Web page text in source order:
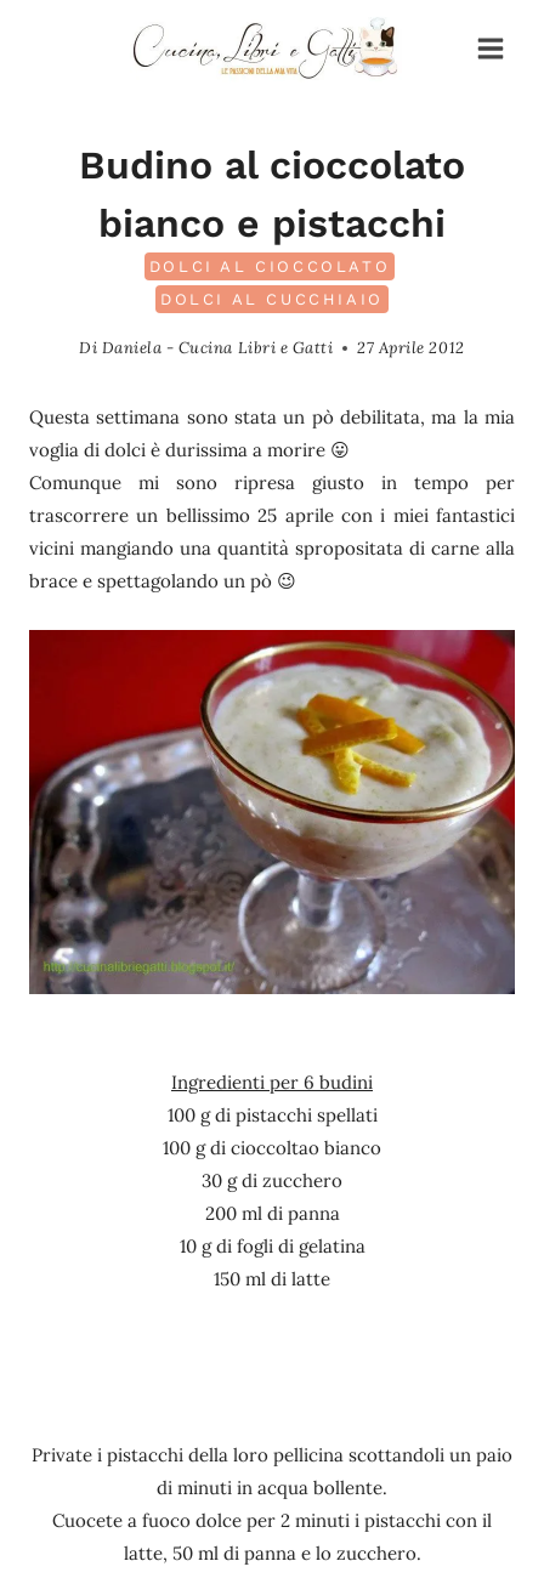
Budino al cioccolato
bianco e pistacchi
DOLCI AL CIOCCOLATO
DOLCI AL CUCCHIAIO
Di Daniela - Cucina Libri e Gatti 27 Aprile 2012
Questa settimana sono stata un pò debilitata, ma la mia
voglia di dolci è durissima a morire 😛
Comunque mi sono ripresa giusto in tempo per
trascorrere un bellissimo 25 aprile con i miei fantastici
vicini mangiando una quantità spropositata di carne alla
brace e spettagolando un pò 😉
Ingredienti per 6 budini
100 g di pistacchi spellati
100 g di cioccoltao bianco
30 g di zucchero
200 ml di panna
10 g di fogli di gelatina
150 ml di latte
Private i pistacchi della loro pellicina scottandoli un paio
di minuti in acqua bollente.
Cuocete a fuoco dolce per 2 minuti i pistacchi con il
latte, 50 ml di panna e lo zucchero.